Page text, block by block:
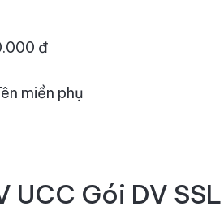
đ
miền phụ
UCC Gói DV SSL